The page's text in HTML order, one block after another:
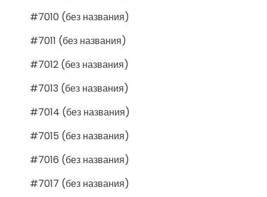
#7010 (без названия)
#7011 (без названия)
#7012 (без названия)
#7013 (без названия)
#7014 (без названия)
#7015 (без названия)
#7016 (без названия)
#7017 (без названия)